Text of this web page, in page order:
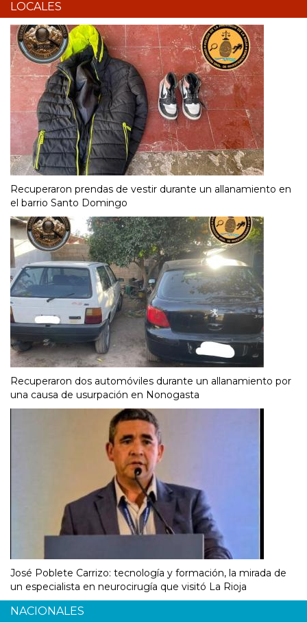
LOCALES
Recuperaron prendas de vestir durante un allanamiento en
el barrio Santo Domingo
Recuperaron dos automóviles durante un allanamiento por
una causa de usurpación en Nonogasta
José Poblete Carrizo: tecnología y formación, la mirada de
un especialista en neurocirugía que visitó La Rioja
NACIONALES